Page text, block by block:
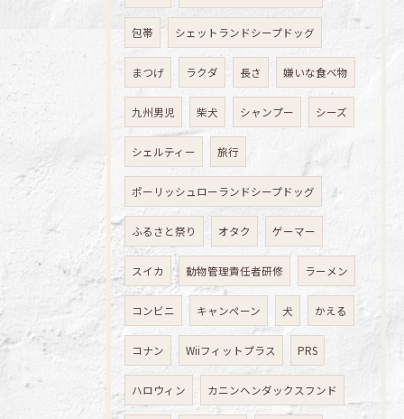
包帯 シェットランドシープドッグ
まつげ ラクダ 長さ 嫌いな食べ物
九州男児 柴犬 シャンプー シーズ
シェルティー 旅行
ポーリッシュローランドシープドッグ
ふるさと祭り オタク ゲーマー
スイカ 動物管理責任者研修 ラーメン
コンビニ キャンペーン 犬 かえる
コナン Wiiフィットプラス PRS
ハロウィン カニンヘンダックスフンド